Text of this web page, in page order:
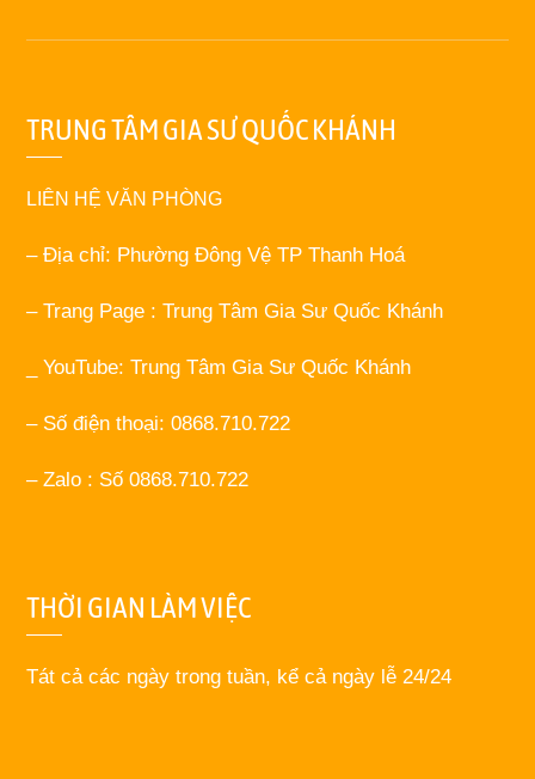
TRUNG TÂM GIA SƯ QUỐC KHÁNH
LIÊN HỆ VĂN PHÒNG
– Địa chỉ: Phường Đông Vệ TP Thanh Hoá
– Trang Page : Trung Tâm Gia Sư Quốc Khánh
_ YouTube: Trung Tâm Gia Sư Quốc Khánh
– Số điện thoại: 0868.710.722
– Zalo : Số 0868.710.722
THỜI GIAN LÀM VIỆC
Tát cả các ngày trong tuần, kể cả ngày lễ 24/24